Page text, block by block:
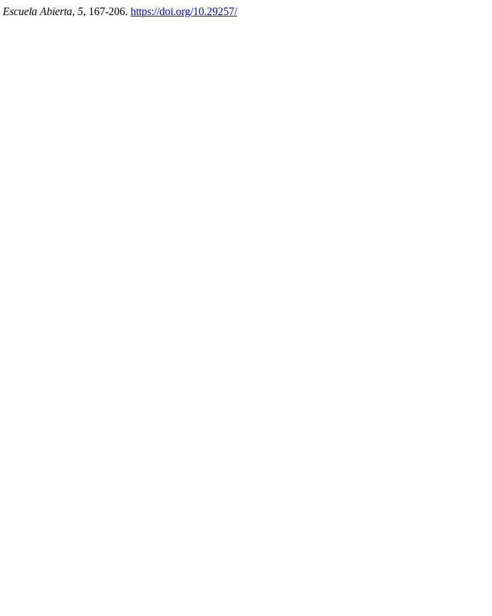
Escuela Abierta, 5, 167-206. https://doi.org/10.29257/